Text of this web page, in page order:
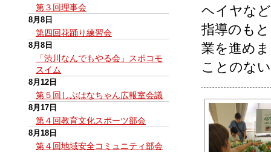
第３回理事会
8月8日
第四回花踊り練習会
8月8日
「渋川なんでもやる会」スポコモ
スイム
8月12日
第５回しぶはなちゃん広報室会議
8月17日
第４回教育文化スポーツ部会
8月18日
第４回地域安全コミュニティ部会
ヘイヤな
指導のも
業を進め
ことのな